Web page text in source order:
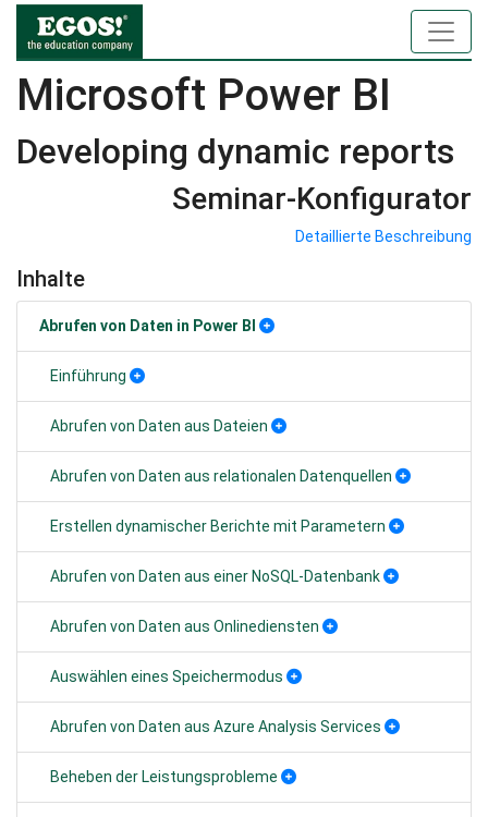
Microsoft Power BI
Developing dynamic reports
Seminar-Konfigurator
Detaillierte Beschreibung
Inhalte
Abrufen von Daten in Power BI
Einführung
Abrufen von Daten aus Dateien
Abrufen von Daten aus relationalen Datenquellen
Erstellen dynamischer Berichte mit Parametern
Abrufen von Daten aus einer NoSQL-Datenbank
Abrufen von Daten aus Onlinediensten
Auswählen eines Speichermodus
Abrufen von Daten aus Azure Analysis Services
Beheben der Leistungsprobleme